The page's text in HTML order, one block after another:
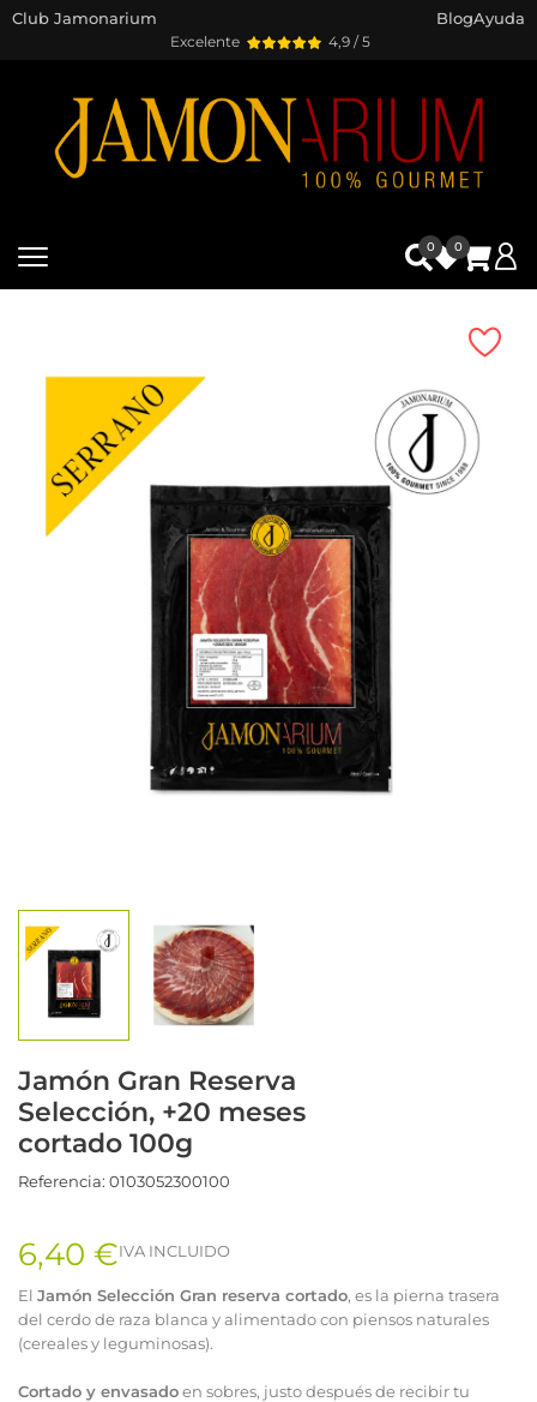
Excelente 4,9 / 5
Club Jamonarium BlogAyuda
0 0
Jamón Gran Reserva
Selección, +20 meses
cortado 100g
Referencia: 0103052300100
6,40 €IVA INCLUIDO
El Jamón Selección Gran reserva cortado, es la pierna trasera
del cerdo de raza blanca y alimentado con piensos naturales
(cereales y leguminosas).
Cortado y envasadoen sobres, justo después de recibir tu